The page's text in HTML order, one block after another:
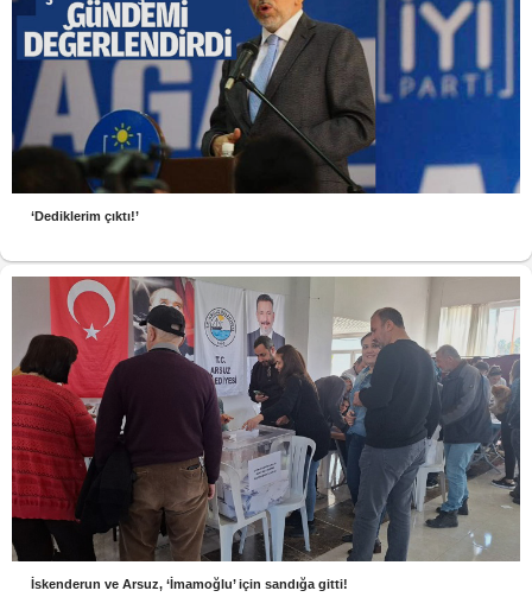
‘Dediklerim çıktı!’
İskenderun ve Arsuz, ‘İmamoğlu’ için sandığa gitti!